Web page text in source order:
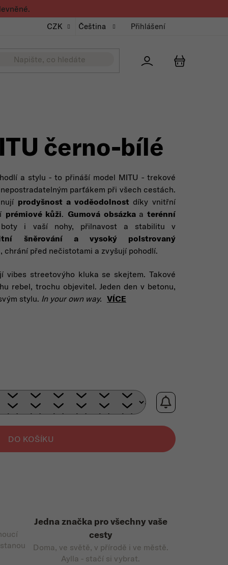
CZK Čeština Přihlášení
černo-bílé
a stylu - to přináší model MITU - trekové
parťákem při všech cestách.
prodyšnost a voděodolnost díky vnitřní
prémiové kůži. Gumová obsázka a terénní
i vaší nohy, přilnavost a stabilitu v
šněrování a vysoký polstrovaný
před nečistotami a zvyšují pohodlí.
vibes streetovýho kluka se skejtem. Takové
rebel, trochu objevitel. Jeden den v betonu,
stylu. In your own way. VÍCE
DO KOŠÍKU
Jedna značka pro všechny vaše
cesty
Doma, ve světě, v přírodě i ve městě.
Aylla - stačí si vybrat.